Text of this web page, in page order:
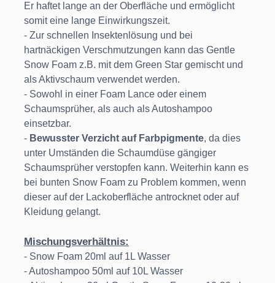
Er haftet lange an der Oberfläche und ermöglicht
somit eine lange Einwirkungszeit.
- Zur schnellen Insektenlösung und bei
hartnäckigen Verschmutzungen kann das Gentle
Snow Foam z.B. mit dem Green Star gemischt und
als Aktivschaum verwendet werden.
- Sowohl in einer Foam Lance oder einem
Schaumsprüher, als auch als Autoshampoo
einsetzbar.
- Bewusster Verzicht auf Farbpigmente, da dies
unter Umständen die Schaumdüse gängiger
Schaumsprüher verstopfen kann. Weiterhin kann es
bei bunten Snow Foam zu Problem kommen, wenn
dieser auf der Lackoberfläche antrocknet oder auf
Kleidung gelangt.
Mischungsverhältnis:
- Snow Foam 20ml auf 1L Wasser
- Autoshampoo 50ml auf 10L Wasser